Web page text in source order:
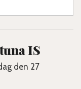
IS
den 27